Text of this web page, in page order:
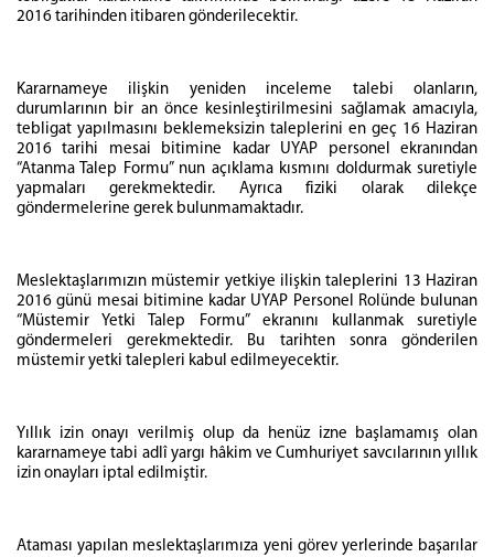
2016 tarihinden itibaren gönderilecektir.
Kararnameye ilişkin yeniden inceleme talebi olanların,
durumlarının bir an önce kesinleştirilmesini sağlamak amacıyla,
tebligat yapılmasını beklemeksizin taleplerini en geç 16 Haziran
2016 tarihi mesai bitimine kadar UYAP personel ekranından
“Atanma Talep Formu” nun açıklama kısmını doldurmak suretiyle
yapmaları gerekmektedir. Ayrıca fiziki olarak dilekçe
göndermelerine gerek bulunmamaktadır.
Meslektaşlarımızın müstemir yetkiye ilişkin taleplerini 13 Haziran
2016 günü mesai bitimine kadar UYAP Personel Rolünde bulunan
“Müstemir Yetki Talep Formu” ekranını kullanmak suretiyle
göndermeleri gerekmektedir. Bu tarihten sonra gönderilen
müstemir yetki talepleri kabul edilmeyecektir.
Yıllık izin onayı verilmiş olup da henüz izne başlamamış olan
kararnameye tabi adlî yargı hâkim ve Cumhuriyet savcılarının yıllık
izin onayları iptal edilmiştir.
Ataması yapılan meslektaşlarımıza yeni görev yerlerinde başarılar